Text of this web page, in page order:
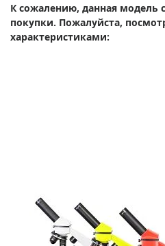
К сожалению, данная модель
покупки. Пожалуйста,
характеристиками: